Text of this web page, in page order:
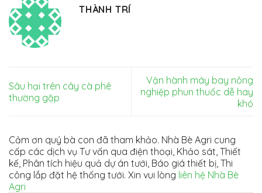
THÀNH TRÍ
Sâu hại trên cây cà phê
thường gặp
Vận hành máy bay nông
nghiệp phun thuốc dễ hay
khó
Cảm ơn quý bà con đã tham khảo. Nhà Bè Agri cung
cấp các dịch vụ Tư vấn qua điện thoại, Khảo sát, Thiết
kế, Phân tích hiệu quả dự án tưới, Báo giá thiết bị, Thi
công lắp đặt hệ thống tưới. Xin vui lòng liên hệ Nhà Bè
Agri